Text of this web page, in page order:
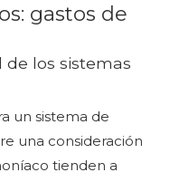
gastos de
de los sistemas
un sistema de
una consideración
tienden a